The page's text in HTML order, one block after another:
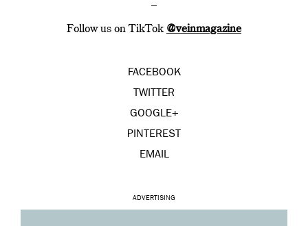
–
Follow us on TikTok @veinmagazine
FACEBOOK
TWITTER
GOOGLE+
PINTEREST
EMAIL
ADVERTISING